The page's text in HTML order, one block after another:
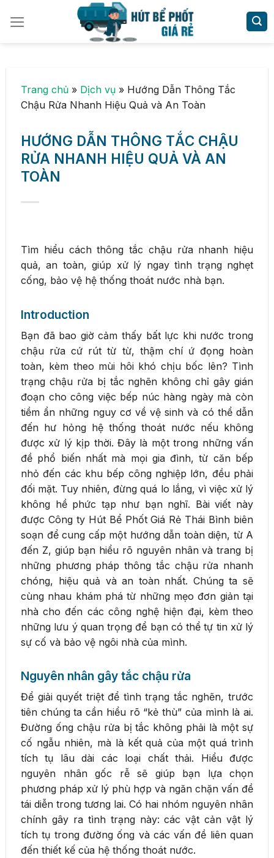
Trang chủ » Dịch vụ » Hướng Dẫn Thông Tắc
Chậu Rửa Nhanh Hiệu Quả và An Toàn
HƯỚNG DẪN THÔNG TẮC CHẬU
RỬA NHANH HIỆU QUẢ VÀ AN
TOÀN
Tìm hiểu cách thông tắc chậu rửa nhanh hiệu
quả, an toàn, giúp xử lý ngay tình trạng nghẹt
cống, bảo vệ hệ thống thoát nước nhà bạn.
Introduction
Bạn đã bao giờ cảm thấy bất lực khi nước trong
chậu rửa cứ rút từ từ, thậm chí ứ đọng hoàn
toàn, kèm theo mùi hôi khó chịu bốc lên? Tình
trạng chậu rửa bị tắc nghẽn không chỉ gây gián
đoạn cho công việc bếp núc hàng ngày mà còn
tiềm ẩn những nguy cơ về vệ sinh và có thể dẫn
đến hư hỏng hệ thống thoát nước nếu không
được xử lý kịp thời. Đây là một trong những vấn
đề phổ biến nhất mà mọi gia đình, từ căn bếp
nhỏ đến các khu bếp công nghiệp lớn, đều phải
đối mặt. Tuy nhiên, đừng quá lo lắng, vì việc xử lý
không hề phức tạp như bạn nghĩ. Bài viết này
được Công ty Hút Bể Phốt Giá Rẻ Thái Bình biên
soạn để cung cấp một hướng dẫn toàn diện, từ A
đến Z, giúp bạn hiểu rõ nguyên nhân và trang bị
những phương pháp thông tắc chậu rửa nhanh
chóng, hiệu quả và an toàn nhất. Chúng ta sẽ
cùng nhau khám phá từ những mẹo đơn giản tại
nhà cho đến các công nghệ hiện đại, kèm theo
những lưu ý quan trọng để bạn có thể tự tin xử lý
sự cố và bảo vệ ngôi nhà của mình.
Nguyên nhân gây tắc chậu rửa
Để giải quyết triệt để tình trạng tắc nghẽn, trước
tiên chúng ta cần hiểu rõ “kẻ thù” của mình là ai.
Đường ống chậu rửa bị tắc không phải là một sự
cố ngẫu nhiên, mà là kết quả của một quá trình
tích tụ lâu dài các loại chất thải. Hiểu được
nguyên nhân gốc rễ sẽ giúp bạn lựa chọn
phương pháp xử lý phù hợp và ngăn chặn vấn đề
tái diễn trong tương lai. Có hai nhóm nguyên nhân
chính gây ra tình trạng này: các vật cản vật lý
tích tụ trong đường ống và các vấn đề liên quan
đến thiết kế của hệ thống thoát nước.